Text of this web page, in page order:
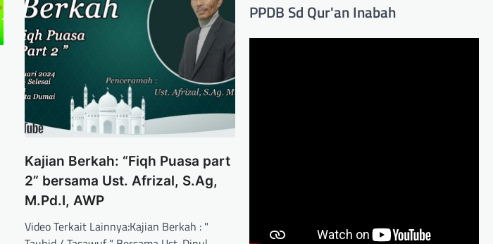
Kajian Berkah: “Fiqh Puasa part
2” bersama Ust. Afrizal, S.Ag,
M.Pd.I, AWP
Video Terkait Lainnya:Kajian Berkah : "
PPDB Sd Qur'an Inabah